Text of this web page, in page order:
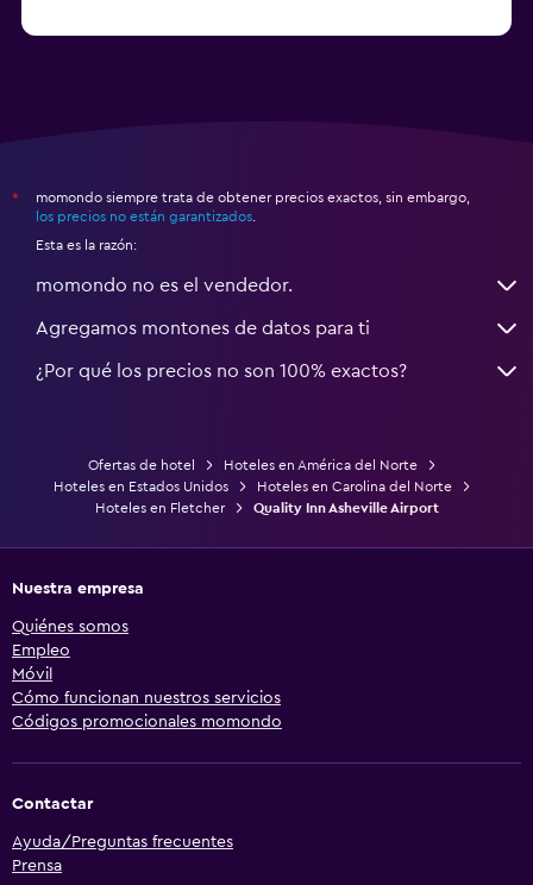
*
momondo siempre trata de obtener precios exactos, sin embargo,
los precios no están garantizados
Esta es la razón:
momondo no es el vendedor.
Agregamos montones de datos para ti
¿Por qué los precios no son 100% exactos?
Ofertas de hotel
Hoteles en América del Norte
Hoteles en Estados Unidos
Hoteles en Carolina del Norte
Hoteles en Fletcher
Quality Inn Asheville Airport
Nuestra empresa
Quiénes somos
Empleo
Móvil
Cómo funcionan nuestros servicios
Códigos promocionales momondo
Contactar
Ayuda/Preguntas frecuentes
Prensa